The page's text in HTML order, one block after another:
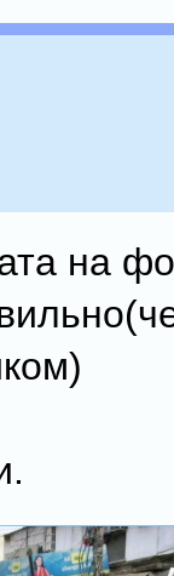
на